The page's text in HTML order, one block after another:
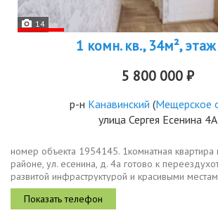
14
1 комн. кв., 34м²,
5 800 000 ₽
р-н Канавинский (Мещерское
улица Сергея Есенина 4А
номер объекта 1954145. 1комнатная квартира
районе, ул. есенина, д. 4а готово к
развитой инфраструктурой и красивыми
квартира отличный выборплощадь 34,4 м²,